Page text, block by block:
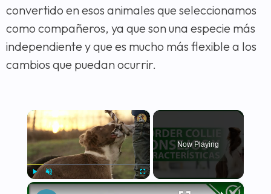
convertido en esos animales que seleccionamos
como compañeros, ya que son una especie más
independiente y que es mucho más flexible a los
cambios que puedan ocurrir.
×
Play Unmute Fullscreen
Now Playing
×